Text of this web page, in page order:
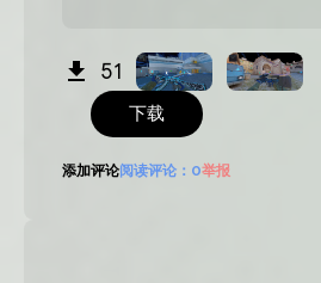
51
下载
添加评论阅读评论： 0举报